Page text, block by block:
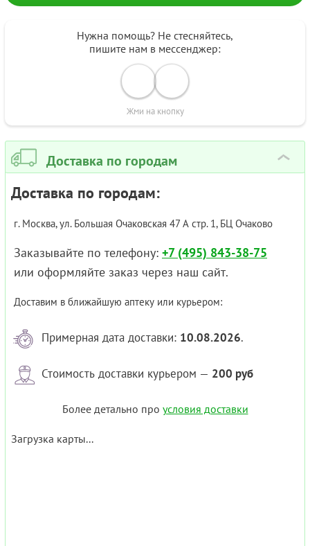
Нужна помощь? Не стесняйтесь,
пишите нам в мессенджер:
Жми на кнопку
Доставка по городам ›
Доставка по городам:
г. Москва, ул. Большая Очаковская 47 А стр. 1, БЦ Очаково
Заказывайте по телефону: +7 (495) 843-38-75
или оформляйте заказ через наш сайт.
Доставим в ближайшую аптеку или курьером:
Примерная дата доставки: 10.08.2026.
Стоимость доставки курьером — 200 руб
Более детально про условия доставки
Загрузка карты...